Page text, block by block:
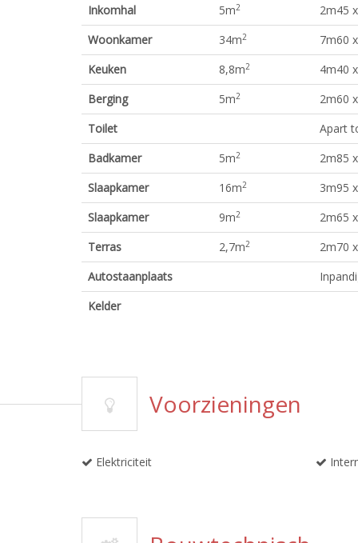
Inkomhal
5m2
2m45
Woonkamer
34m2
7m60
Keuken
8,8m2
4m40
Berging
5m2
2m60
Toilet
Apart
Badkamer
5m2
2m85
Slaapkamer
16m2
3m95
Slaapkamer
9m2
2m65
Terras
2,7m2
2m70
Autostaanplaats
Kelder
Voorzieningen
Elektriciteit